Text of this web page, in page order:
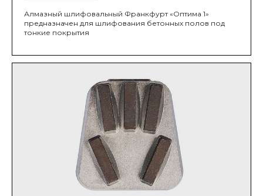
Алмазный шлифовальный Франкфурт «Оптима 1»
предназначен для шлифования бетонных полов под
тонкие покрытия